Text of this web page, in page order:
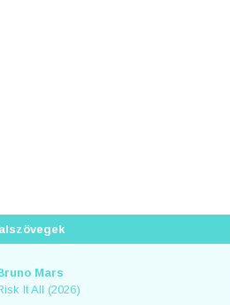
Mars
It All (2026)